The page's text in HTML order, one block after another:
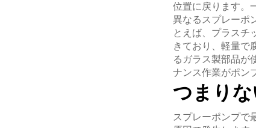
位置に戻ります。
異なるスプレーポ
とえば、プラスチ
きており、軽量で
るガラス製部品が
ナンス作業がポン
つまり
スプレーポンプで